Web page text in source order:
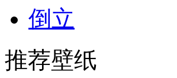
倒立
推荐壁纸